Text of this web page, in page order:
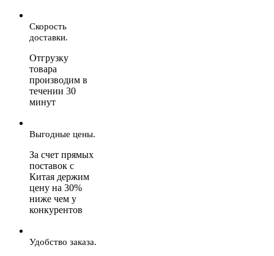
Скорость
доставки.
Отгрузку
товара
производим в
течении 30
минут
Выгодные цены.
За счет прямых
поставок с
Китая держим
цену на 30%
ниже чем у
конкурентов
Удобство заказа.